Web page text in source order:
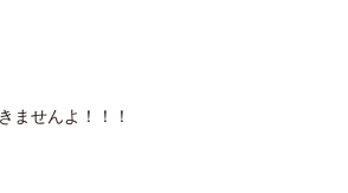
ませんよ！！！